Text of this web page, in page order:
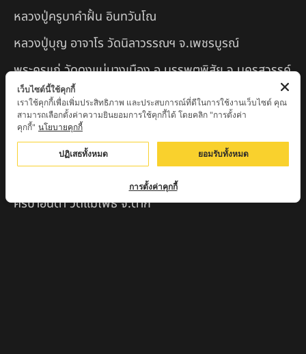
หลวงปู่ครูบาคำฝั้น อินทวันโณ
หลวงปู่บุญ อาจาโร วัดนิลาวรรณฯ จ.เพชรบูรณ์
พระครูแก่ วัดดงแม่นางเมือง อ.บรรพตพิสัย จ.นครสวรรค์
ครูบาเมือง ฐิตสทฺโธ วัดปางมะกง จ.เชียงใหม่
ครูบาหลวงตาปราบป่า วัดนาหวาย จ.เชียงใหม่
หลวงพ่อสุพจน์ จันทูปโม วัดศรีทรงธรรม จ.นครสวรรค์
หลวงปู่เหิน วัดร่องหอย อ.ศรีเทพ จ.เพชรบูรณ์
ครูบาอินตา วัดแม่โพธิ์ จ.ตาก
เว็บไซต์นี้ใช้คุกกี้
เราใช้คุกกี้เพื่อเพิ่มประสิทธิภาพ และประสบการณ์ที่ดีในการใช้งานเว็บไซต์ คุณ
สามารถเลือกตั้งค่าความยินยอมการใช้คุกกี้ได้ โดยคลิก "การตั้งค่า
คุกกี้" นโยบายคุกกี้
ปฏิเสธทั้งหมด ยอมรับทั้งหมด
การตั้งค่าคุกกี้